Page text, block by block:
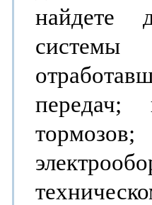
найдете
передач;